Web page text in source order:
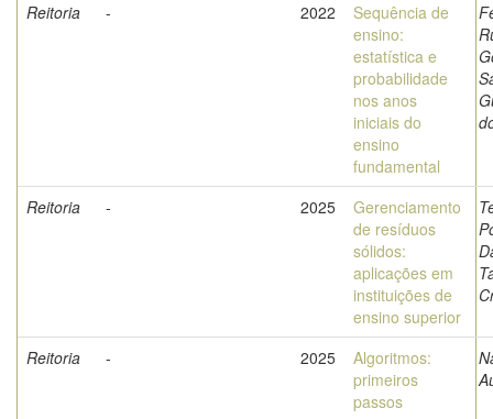
Reitoria
- 2022
Sequência de
ensino:
estatística e
probabilidade
nos anos
iniciais do
ensino
fundamental
Reitoria - 2025
Gerenciamento
de resíduos
sólidos:
aplicações em
instituições de
ensino superior
Reitoria - 2025
Algoritmos:
primeiros
passos